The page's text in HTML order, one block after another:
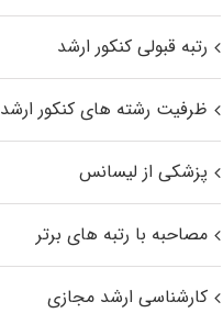
رتبه قبولی کنکور ارشد
ظرفیت رشته های کنکور ارشد
پزشکی از لیسانس
مصاحبه با رتبه های برتر
کارشناسی ارشد مجازی